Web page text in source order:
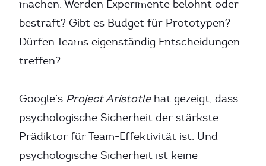
machen: Werden Experimente belohnt oder
bestraft? Gibt es Budget für Prototypen?
Dürfen Teams eigenständig Entscheidungen
treffen?
Google’s Project Aristotlehat gezeigt, dass
psychologische Sicherheit der stärkste
Prädiktor für Team-Effektivität ist. Und
psychologische Sicherheit ist keine